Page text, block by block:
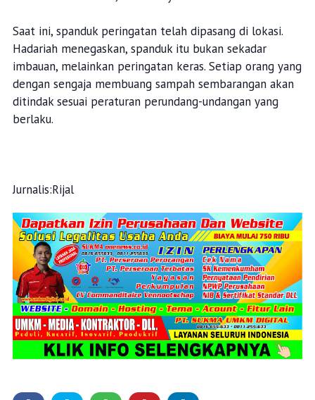
Saat ini, spanduk peringatan telah dipasang di lokasi.
Hadariah menegaskan, spanduk itu bukan sekadar
imbauan, melainkan peringatan keras. Setiap orang yang
dengan sengaja membuang sampah sembarangan akan
ditindak sesuai peraturan perundang-undangan yang
berlaku.
Jurnalis:Rijal